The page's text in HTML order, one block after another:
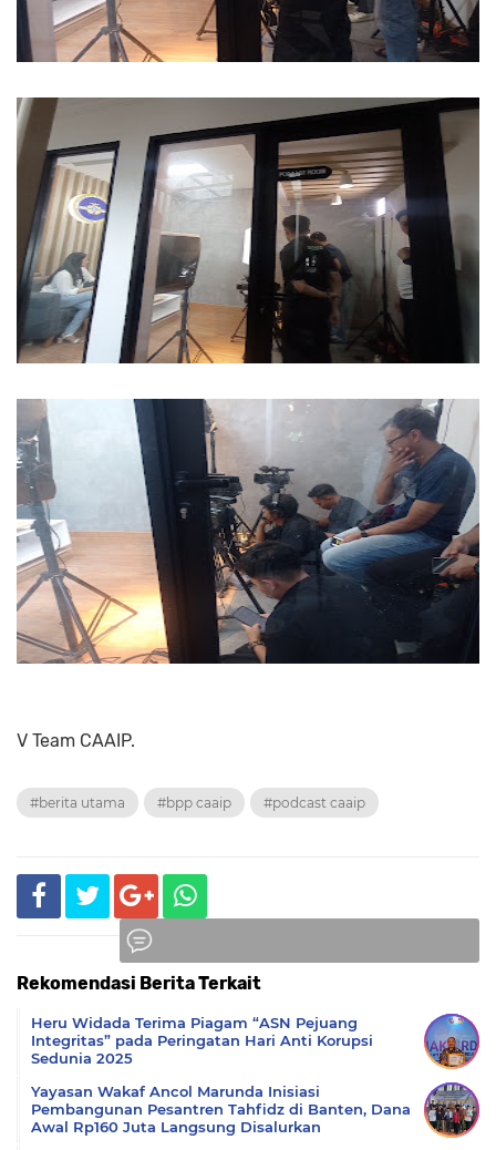
V Team CAAIP.
#berita utama #bpp caaip #podcast caaip
Rekomendasi Berita Terkait
Heru Widada Terima Piagam “ASN Pejuang
Integritas” pada Peringatan Hari Anti Korupsi
Sedunia 2025
Yayasan Wakaf Ancol Marunda Inisiasi
Pembangunan Pesantren Tahfidz di Banten, Dana
Awal Rp160 Juta Langsung Disalurkan